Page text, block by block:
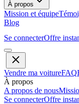
À propos
Mission et équipe
Blog
Se connecterOffre
Vendre ma voitureFAQ
À propos
A propos de nous
Se connecterOffre